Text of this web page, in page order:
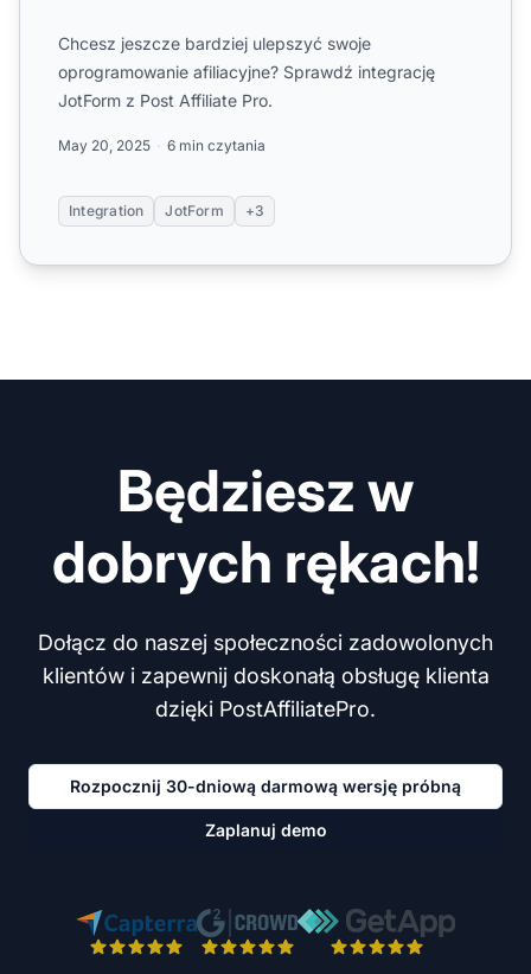
Chcesz jeszcze bardziej ulepszyć swoje
oprogramowanie afiliacyjne? Sprawdź integrację
JotForm z Post Affiliate Pro.
May 20, 2025 6 min czytania
Integration JotForm +3
Będziesz w
dobrych rękach!
Dołącz do naszej społeczności zadowolonych
klientów i zapewnij doskonałą obsługę klienta
dzięki PostAffiliatePro.
Rozpocznij 30-dniową darmową wersję próbną
Zaplanuj demo